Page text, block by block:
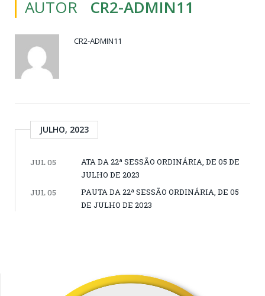
AUTOR CR2-ADMIN11
CR2-ADMIN11
JULHO, 2023
JUL 05
ATA DA 22ª SESSÃO ORDINÁRIA, DE 05 DE
JULHO DE 2023
JUL 05
PAUTA DA 22ª SESSÃO ORDINÁRIA, DE 05
DE JULHO DE 2023